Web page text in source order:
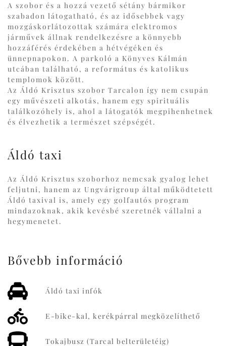
A szobor és a hozzá vezető sétány bármikor
szabadon látogatható, és az idősebbek vagy
mozgáskorlátozottak számára elektromos
járművek állnak rendelkezésre a könnyebb
hozzáférés érdekében a hétvégéken és
ünnepnapokon. A parkoló a Könyves Kálmán
utcában található, a református és katolikus
templomok között.
Az Áldó Krisztus szobor Tarcalon így nem csupán
egy művészeti alkotás, hanem egy spirituális
találkozóhely is, ahol a látogatók megpihenhetnek
és élvezhetik a természet szépségét.
Áldó taxi
Az Áldó Krisztus szoborhoz nemcsak gyalog lehet
feljutni, hanem az Ungvárigroup által működtetett
Áldó taxival is, amely egy golfautós program
mindazoknak, akik kevésbé szeretnék vállalni a
hegymenetet.
Bővebb információ
Áldó taxi infók
E-bike-kal, kerékpárral megközelíthető
Tokajbusz (Tarcal belterületéig)